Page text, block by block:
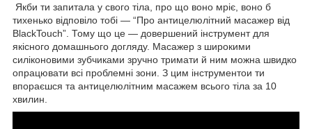
Якби ти запитала у свого тіла, про що воно мріє, воно б
тихенько відповіло тобі — “Про антицелюлітний масажер від
BlackTouch”. Тому що це — довершений інструмент для
якісного домашнього догляду. Масажер з широкими
силіконовими зубчиками зручно тримати й ним можна швидко
опрацювати всі проблемні зони. З цим інструментои ти
впораєшся та антицелюлітним масажем всього тіла за 10
хвилин.